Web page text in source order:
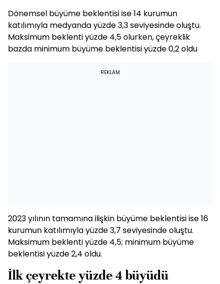
Dönemsel büyüme beklentisi ise 14 kurumun
katılımıyla medyanda yüzde 3,3 seviyesinde oluştu.
Maksimum beklenti yüzde 4,5 olurken, çeyreklik
bazda minimum büyüme beklentisi yüzde 0,2 oldu
REKLAM
2023 yılının tamamına ilişkin büyüme beklentisi ise 16
kurumun katılımıyla yüzde 3,7 seviyesinde oluştu.
Maksimum beklenti yüzde 4,5; minimum büyüme
beklentisi yüzde 2,4 oldu.
İlk çeyrekte yüzde 4 büyüdü